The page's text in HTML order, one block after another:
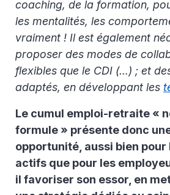
coaching, de la formation,
les mentalités, les
vraiment ! Il est également
proposer des modes de
flexibles que le CDI (…) ; et
adaptés, en développant les
Le cumul emploi-retraite «
formule » présente donc
opportunité, aussi bien
actifs que pour les
il favoriser son essor, en